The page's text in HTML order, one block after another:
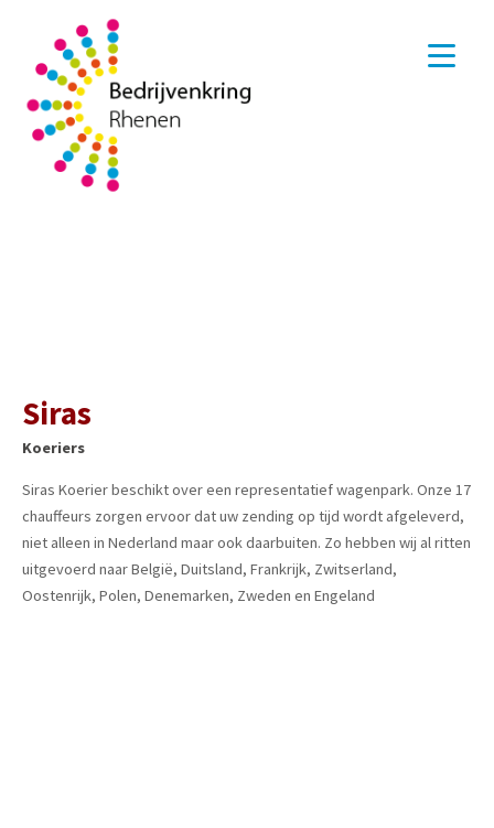
Siras
Koeriers
Siras Koerier beschikt over een representatief wagenpark. Onze 17
chauffeurs zorgen ervoor dat uw zending op tijd wordt afgeleverd,
niet alleen in Nederland maar ook daarbuiten. Zo hebben wij al ritten
uitgevoerd naar België, Duitsland, Frankrijk, Zwitserland,
Oostenrijk, Polen, Denemarken, Zweden en Engeland